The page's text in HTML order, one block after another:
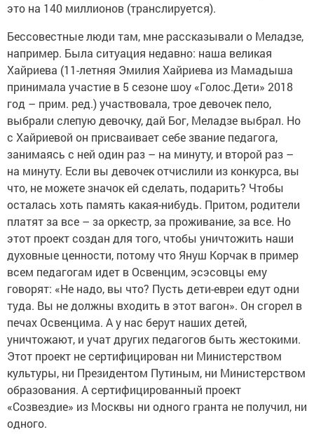
это на 140 миллионов (транслируется).
Бессовестные люди там, мне рассказывали о Меладзе,
например. Была ситуация недавно: наша великая
Хайриева (11-летняя Эмилия Хайриева из Мамадыша
принимала участие в 5 сезоне шоу «Голос.Дети» 2018
год – прим. ред.) участвовала, трое девочек пело,
выбрали слепую девочку, дай Бог, Меладзе выбрал. Но
с Хайриевой он присваивает себе звание педагога,
занимаясь с ней один раз – на минуту, и второй раз –
на минуту. Если вы девочек отчислили из конкурса, вы
что, не можете значок ей сделать, подарить? Чтобы
осталась хоть память какая-нибудь. Притом, родители
платят за все – за оркестр, за проживание, за все. Но
этот проект создан для того, чтобы уничтожить наши
духовные ценности, потому что Януш Корчак в пример
всем педагогам идет в Освенцим, эсэсовцы ему
говорят: «Не надо, вы что? Пусть дети-евреи едут одни
туда. Вы не должны входить в этот вагон». Он сгорел в
печах Освенцима. А у нас берут наших детей,
уничтожают, и учат других педагогов быть жестокими.
Этот проект не сертифицирован ни Министерством
культуры, ни Президентом Путиным, ни Министерством
образования. А сертифицированный проект
«Созвездие» из Москвы ни одного гранта не получил, ни
одного.